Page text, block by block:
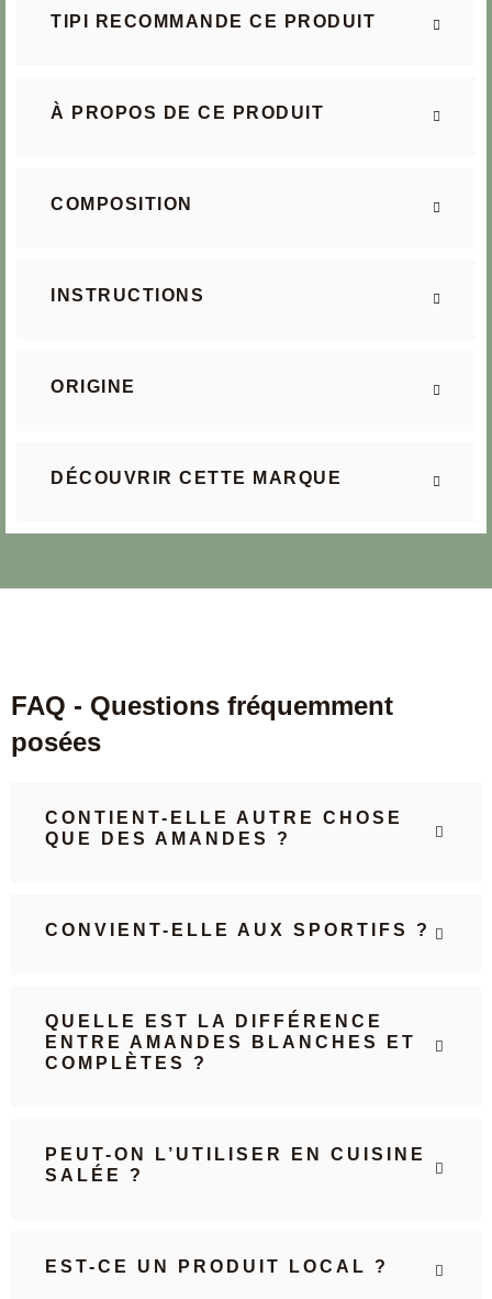
TIPI RECOMMANDE CE PRODUIT
À PROPOS DE CE PRODUIT
COMPOSITION
INSTRUCTIONS
ORIGINE
DÉCOUVRIR CETTE MARQUE
FAQ - Questions fréquemment
posées
CONTIENT-ELLE AUTRE CHOSE
QUE DES AMANDES ?
CONVIENT-ELLE AUX SPORTIFS ?
QUELLE EST LA DIFFÉRENCE
ENTRE AMANDES BLANCHES ET
COMPLÈTES ?
PEUT-ON L’UTILISER EN CUISINE
SALÉE ?
EST-CE UN PRODUIT LOCAL ?